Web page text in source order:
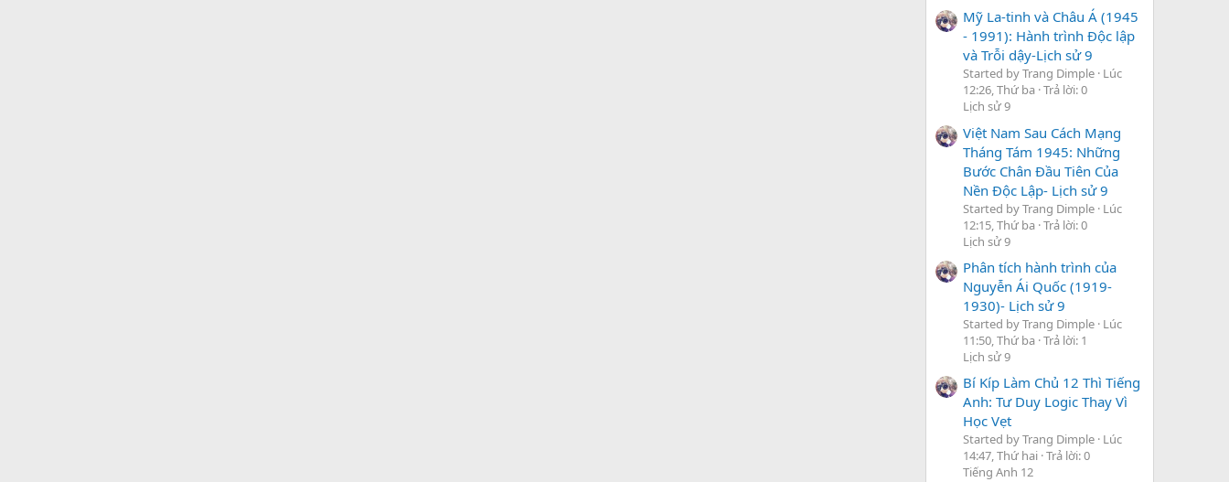
Mỹ La-tinh và Châu Á (1945
- 1991): Hành trình Độc lập
và Trỗi dậy-Lịch sử 9
Started by Trang Dimple Lúc
12:26, Thứ ba Trả lời: 0
Lịch sử 9
Việt Nam Sau Cách Mạng
Tháng Tám 1945: Những
Bước Chân Đầu Tiên Của
Nền Độc Lập- Lịch sử 9
Started by Trang Dimple Lúc
12:15, Thứ ba Trả lời: 0
Lịch sử 9
Phân tích hành trình của
Nguyễn Ái Quốc (1919-
1930)- Lịch sử 9
Started by Trang Dimple Lúc
11:50, Thứ ba Trả lời: 1
Lịch sử 9
Bí Kíp Làm Chủ 12 Thì Tiếng
Anh: Tư Duy Logic Thay Vì
Học Vẹt
Started by Trang Dimple Lúc
14:47, Thứ hai Trả lời: 0
Tiếng Anh 12